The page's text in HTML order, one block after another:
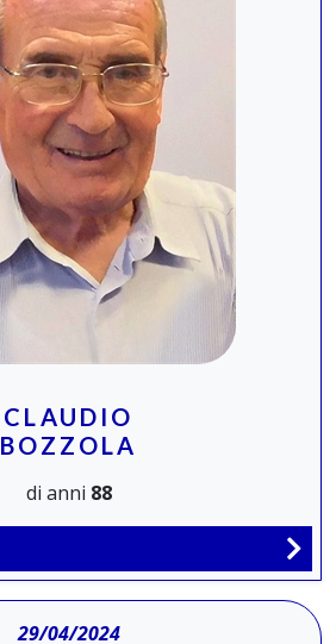
CLAUDIO
BOZZOLA
di anni 88
29/04/2024